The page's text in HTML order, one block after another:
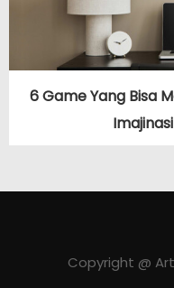
6 Game Yang Bisa
Copyright @